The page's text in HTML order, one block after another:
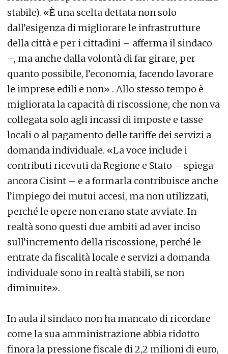
stabile). «È una scelta dettata non solo
dall’esigenza di migliorare le infrastrutture
della città e per i cittadini – afferma il sindaco
–, ma anche dalla volontà di far girare, per
quanto possibile, l’economia, facendo lavorare
le imprese edili e non» . Allo stesso tempo è
migliorata la capacità di riscossione, che non va
collegata solo agli incassi di imposte e tasse
locali o al pagamento delle tariffe dei servizi a
domanda individuale. «La voce include i
contributi ricevuti da Regione e Stato – spiega
ancora Cisint – e a formarla contribuisce anche
l’impiego dei mutui accesi, ma non utilizzati,
perché le opere non erano state avviate. In
realtà sono questi due ambiti ad aver inciso
sull’incremento della riscossione, perché le
entrate da fiscalità locale e servizi a domanda
individuale sono in realtà stabili, se non
diminuite».
In aula il sindaco non ha mancato di ricordare
come la sua amministrazione abbia ridotto
finora la pressione fiscale di 2,2 milioni di euro,